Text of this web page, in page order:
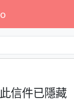
此信件已隱藏